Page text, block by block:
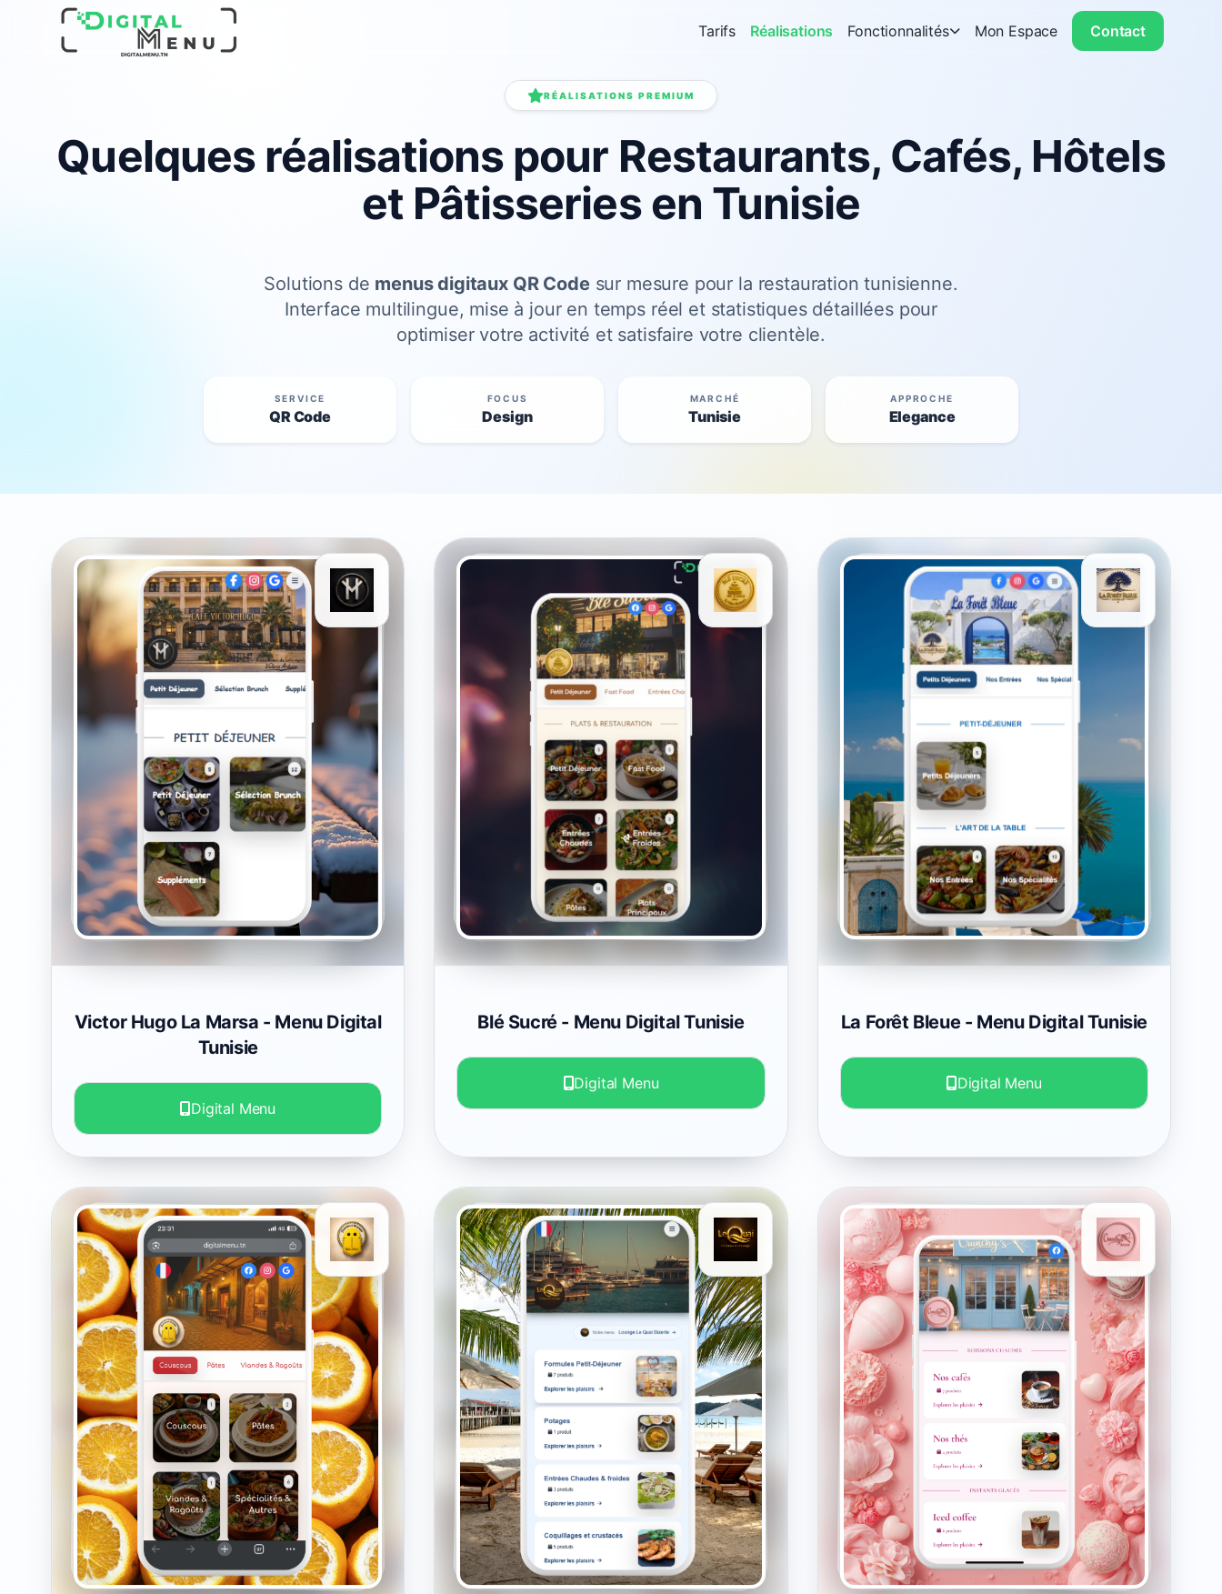
Tarifs Réalisations Fonctionnalités Mon Espace Contact
RÉALISATIONS PREMIUM
Quelques réalisations pour Restaurants, Cafés, Hôtels
et Pâtisseries en Tunisie
Solutions de menus digitaux QR Codesur mesure pour la restauration tunisienne.
Interface multilingue, mise à jour en temps réel et statistiques détaillées pour
optimiser votre activité et satisfaire votre clientèle.
SERVICE
QR Code
FOCUS
Design
MARCHÉ
Tunisie
APPROCHE
Elegance
Victor Hugo La Marsa - Menu Digital
Tunisie
Digital Menu
Blé Sucré- Menu Digital Tunisie
Digital Menu
La Forêt Bleue- Menu Digital Tunisie
Digital Menu